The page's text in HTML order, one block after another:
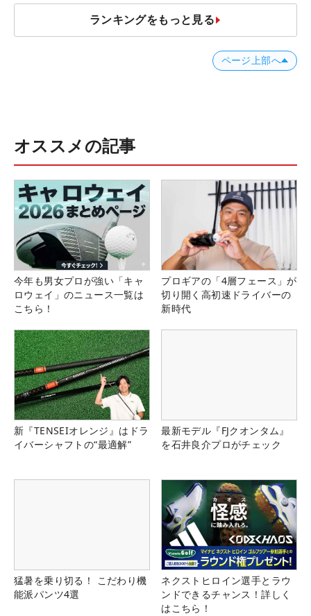
ランキングをもっと見る
ページ上部へ
オススメの記事
今年も男女プロが強い「キャ
ロウェイ」のニュース一覧は
こちら！
プロギアの「4層フェース」が
切り開く高初速ドライバーの
新時代
新『TENSEIオレンジ』はドラ
イバーシャフトの“最適解”
最新モデル『FJクオンタム』
を石井良介プロがチェック
猛暑を乗り切る！ こだわり機
能派パンツ4選
ネクストヒロイン選手とラウ
ンドできるチャンス！詳しく
はこちら！